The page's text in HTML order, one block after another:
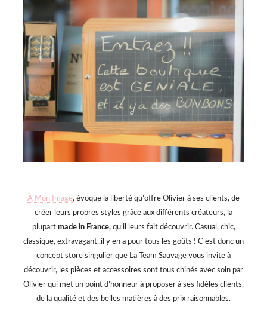
À Mon Image, évoque la liberté qu’offre Olivier à ses clients, de
créer leurs propres styles grâce aux différents créateurs, la
plupart made in France,qu’il leurs fait découvrir. Casual, chic,
classique, extravagant..il y en a pour tous les goûts ! C’est donc un
concept store singulier que La Team Sauvage vous invite à
découvrir, les pièces et accessoires sont tous chinés avec soin par
Olivier qui met un point d’honneur à proposer à ses fidèles clients,
de la qualité et des belles matières à des prix raisonnables.